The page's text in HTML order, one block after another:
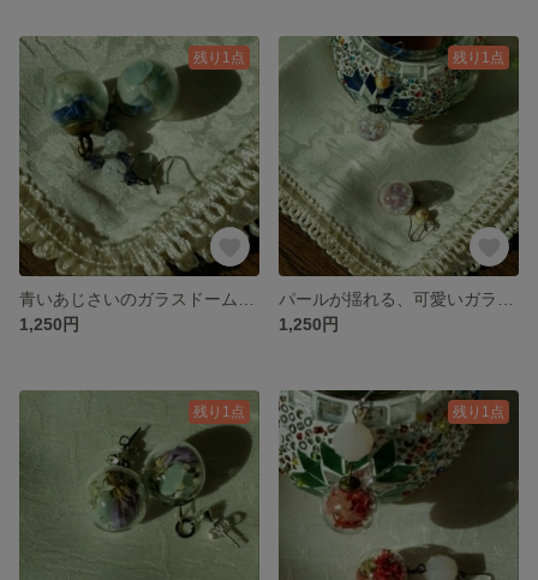
残り1点
1,250円
残り1点
1,250円
残り1点 残り1点